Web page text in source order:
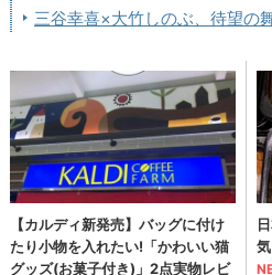
三谷幸喜×大竹しのぶ、待望の